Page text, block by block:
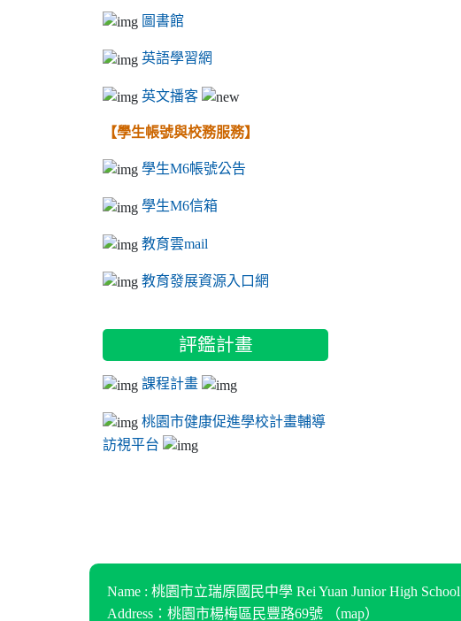
圖書館
英語學習網
英文播客
【學生帳號與校務服務】
學生M6帳號公告
學生M6信箱
教育雲mail
教育發展資源入口網
評鑑計畫
課程計畫
桃園市健康促進學校計畫輔導
訪視平台
Name : 桃園市立瑞原國民中學 Rei Yuan Junior High School
Address：桃園市楊梅區民豐路69號 （map）